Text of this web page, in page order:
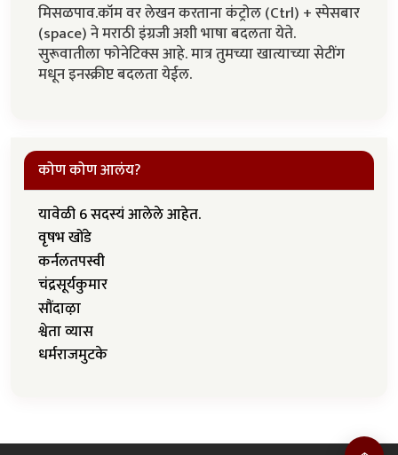
मिसळपाव.कॉम वर लेखन करताना कंट्रोल (Ctrl) + स्पेसबार
(space) ने मराठी इंग्रजी अशी भाषा बदलता येते.
सुरूवातीला फोनेटिक्स आहे. मात्र तुमच्या खात्याच्या सेटींग
मधून इनस्क्रीप्ट बदलता येईल.
कोण कोण आलंय?
यावेळी 6 सदस्यं आलेले आहेत.
वृषभ खोंडे
कर्नलतपस्वी
चंद्रसूर्यकुमार
सौंदाऴा
श्वेता व्यास
धर्मराजमुटके